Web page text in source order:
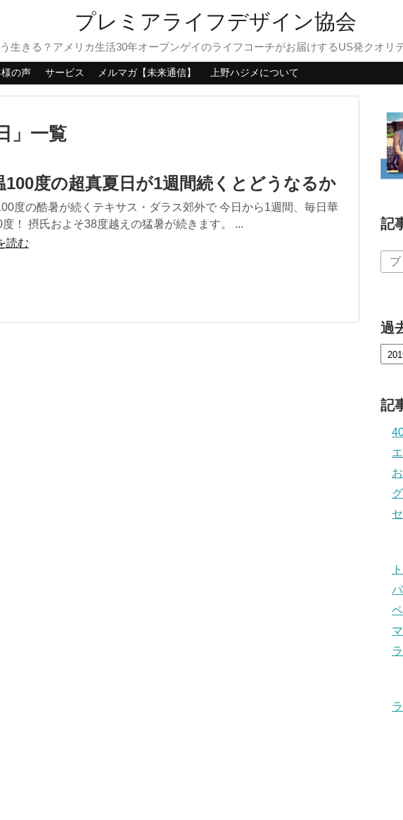
プレミアライフデザイン協会
生きる？アメリカ生活30年オープンゲイのライフコーチがお届けするUS発クオリ
の声 サービス メルマガ【未来通信】 上野ハジメについて
」 一覧
100度の超真夏日が1週間続くとどうなるか
度の酷暑が続くテキサス・ダラス郊外で 今日から1週間、毎日華
度！ 摂氏およそ38度越えの猛暑が続きます。 ...
読む
記
過
記